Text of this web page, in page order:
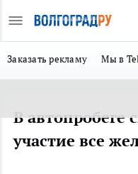
Заказать рекламу Мы в
В автопробеге
участие все